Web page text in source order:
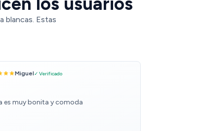
blancas. Estas
Miguel✓ Verificado
es muy bonita y comoda